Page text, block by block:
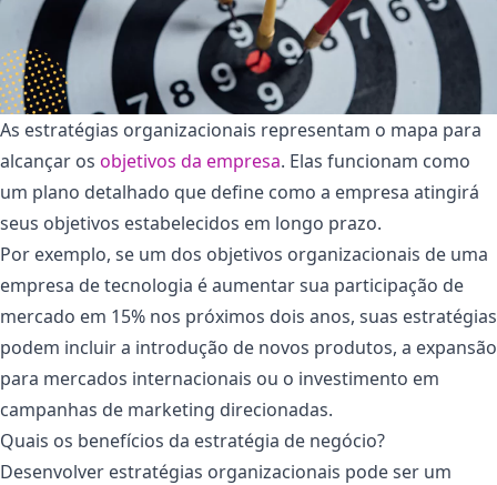
As estratégias organizacionais representam o mapa para
alcançar os objetivos da empresa. Elas funcionam como
um plano detalhado que define como a empresa atingirá
seus objetivos estabelecidos em longo prazo.
Por exemplo, se um dos objetivos organizacionais de uma
empresa de tecnologia é aumentar sua participação de
mercado em 15% nos próximos dois anos, suas estratégias
podem incluir a introdução de novos produtos, a expansão
para mercados internacionais ou o investimento em
campanhas de marketing direcionadas.
Quais os benefícios da estratégia de negócio?
Desenvolver estratégias organizacionais pode ser um